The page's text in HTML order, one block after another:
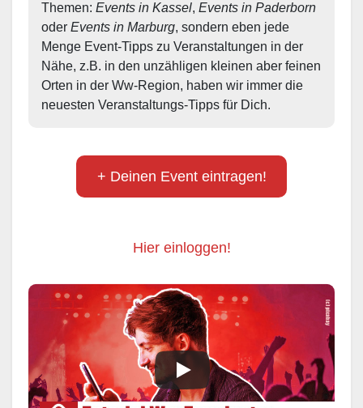
Themen: Events in Kassel, Events in Paderborn
oder Events in Marburg, sondern eben jede
Menge Event-Tipps zu Veranstaltungen in der
Nähe, z.B. in den unzähligen kleinen aber feinen
Orten in der Ww-Region, haben wir immer die
neuesten Veranstaltungs-Tipps für Dich.
+ Deinen Event eintragen!
Hier einloggen!